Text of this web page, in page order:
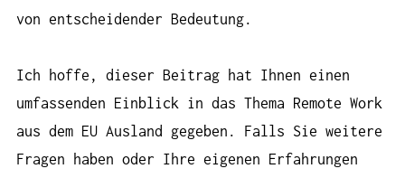
von entscheidender Bedeutung.
Ich hoffe, dieser Beitrag hat Ihnen einen
umfassenden Einblick in das Thema Remote Work
aus dem EU Ausland gegeben. Falls Sie weitere
Fragen haben oder Ihre eigenen Erfahrungen